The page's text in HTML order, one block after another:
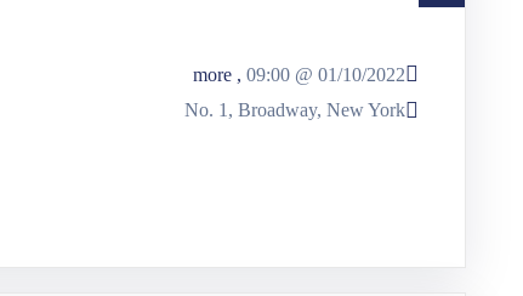
01/10/2022 @
09:00
, more
No. 1, Broadway, New York